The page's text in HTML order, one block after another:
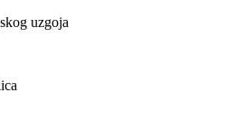
uzgoja